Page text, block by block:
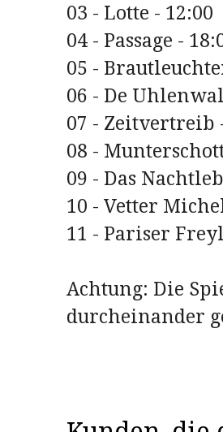
03 - Lotte - 12:00
04 - Passage -
05 -
06 - De
07 - Zeitvertreib
08 -
09 - Das
10 - Vetter
11 - Pariser
Achtung: Die
durcheinander